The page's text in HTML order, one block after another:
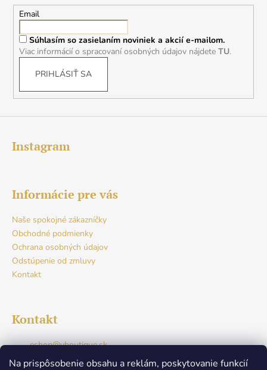
Na prispôsobenie obsahu a reklám, poskytovanie funkcií
Email
Súhlasím so zasielaním noviniek a akcií e-mailom.
Viac informácií o spracovaní osobných údajov nájdete TU.
PRIHLÁSIŤ SA
Instagram
Informácie pre vás
Naše spokojné zákazníčky
Obchodné podmienky
Ochrana osobných údajov
Odstúpenie od zmluvy
Kontakt
Kontakt
eshop@vboutique.sk
+421917765941